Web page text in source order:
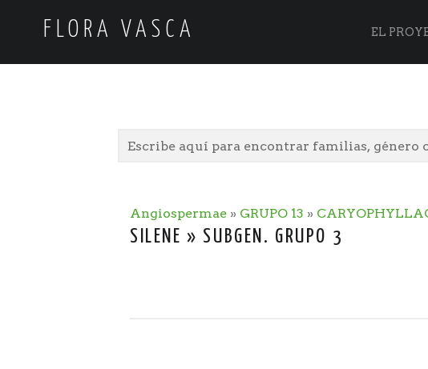
FLORA VASCA Flora
Skip
EL
Angiospermae » GRUPO 13 »
SILENE » SUBGEN. GRUPO 3